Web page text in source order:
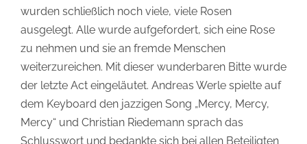
wurden schließlich noch viele, viele Rosen
ausgelegt. Alle wurde aufgefordert, sich eine Rose
zu nehmen und sie an fremde Menschen
weiterzureichen. Mit dieser wunderbaren Bitte wurde
der letzte Act eingeläutet. Andreas Werle spielte auf
dem Keyboard den jazzigen Song „Mercy, Mercy,
Mercy“ und Christian Riedemann sprach das
Schlusswort und bedankte sich bei allen Beteiligten